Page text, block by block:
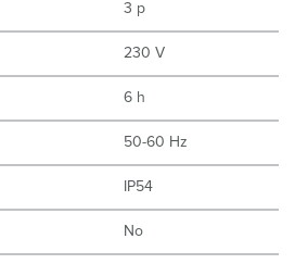
3 p
230 V
6 h
50-60 Hz
IP54
No